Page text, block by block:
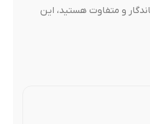
و متفاوت هستید، این